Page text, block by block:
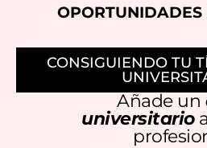
OPORTUNIDADES
CONSIGUIENDO TU
Añade un
universitario